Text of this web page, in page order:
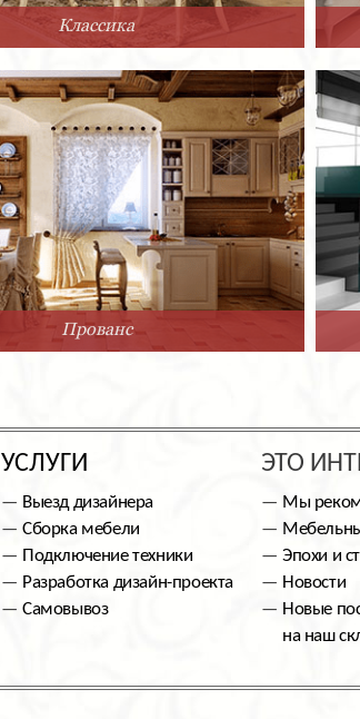
Классика
Прованс
УСЛУГИ
Выезд дизайнера
Сборка мебели
Подключение техники
Разработка дизайн-проекта
Самовывоз
ЭТО
Мы
Эпохи и
Новости
Новые
на наш